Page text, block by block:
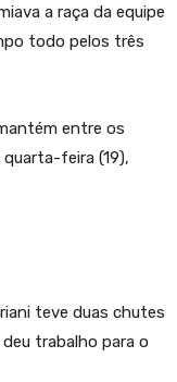
a raça da equipe
todo pelos três
entre os
feira (19),
teve duas chutes
trabalho para o